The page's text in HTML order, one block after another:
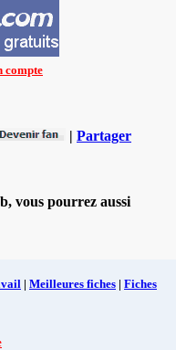
compte
| Partager
vous pourrez aussi
| Meilleures fiches | Fiches